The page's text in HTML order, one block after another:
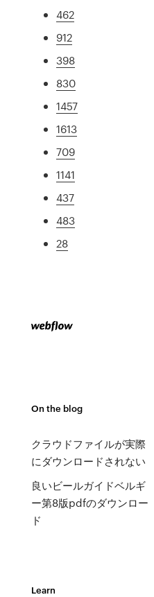
462
912
398
830
1457
1613
709
1141
437
483
28
On the blog
クラウドファイルが実際
にダウンロードされない
良いビールガイドベルギ
ー第8版pdfのダウンロー
ド
Learn